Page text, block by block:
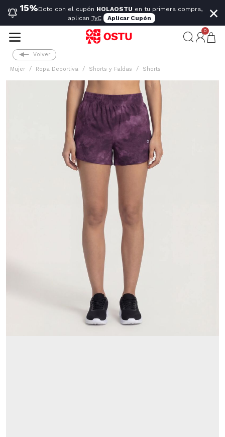
15%Dcto con el cupón HOLAOSTU en tu primera compra,
aplican TyC Aplicar Cupón ×
0
Volver
Mujer Ropa Deportiva Shorts y Faldas Shorts